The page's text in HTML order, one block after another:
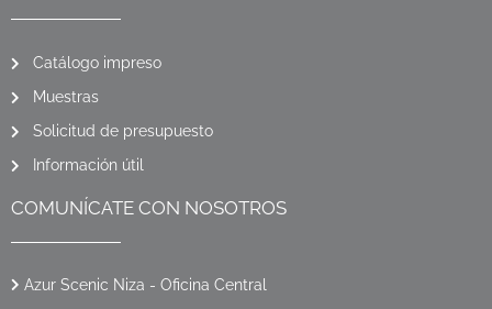
Catálogo impreso
Muestras
Solicitud de presupuesto
Información útil
COMUNÍCATE CON NOSOTROS
Azur Scenic Niza - Oficina Central